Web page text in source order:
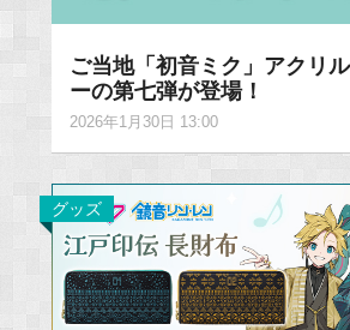
ご当地「初音ミク」アクリ
ーの第七弾が登場！
2026年1月30日 13:00
グッズ